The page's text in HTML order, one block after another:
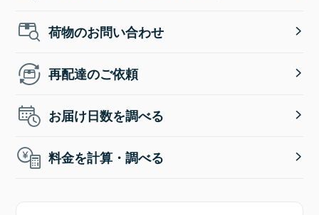
荷物のお問い合わせ
再配達のご依頼
お届け日数を調べる
料金を計算・調べる